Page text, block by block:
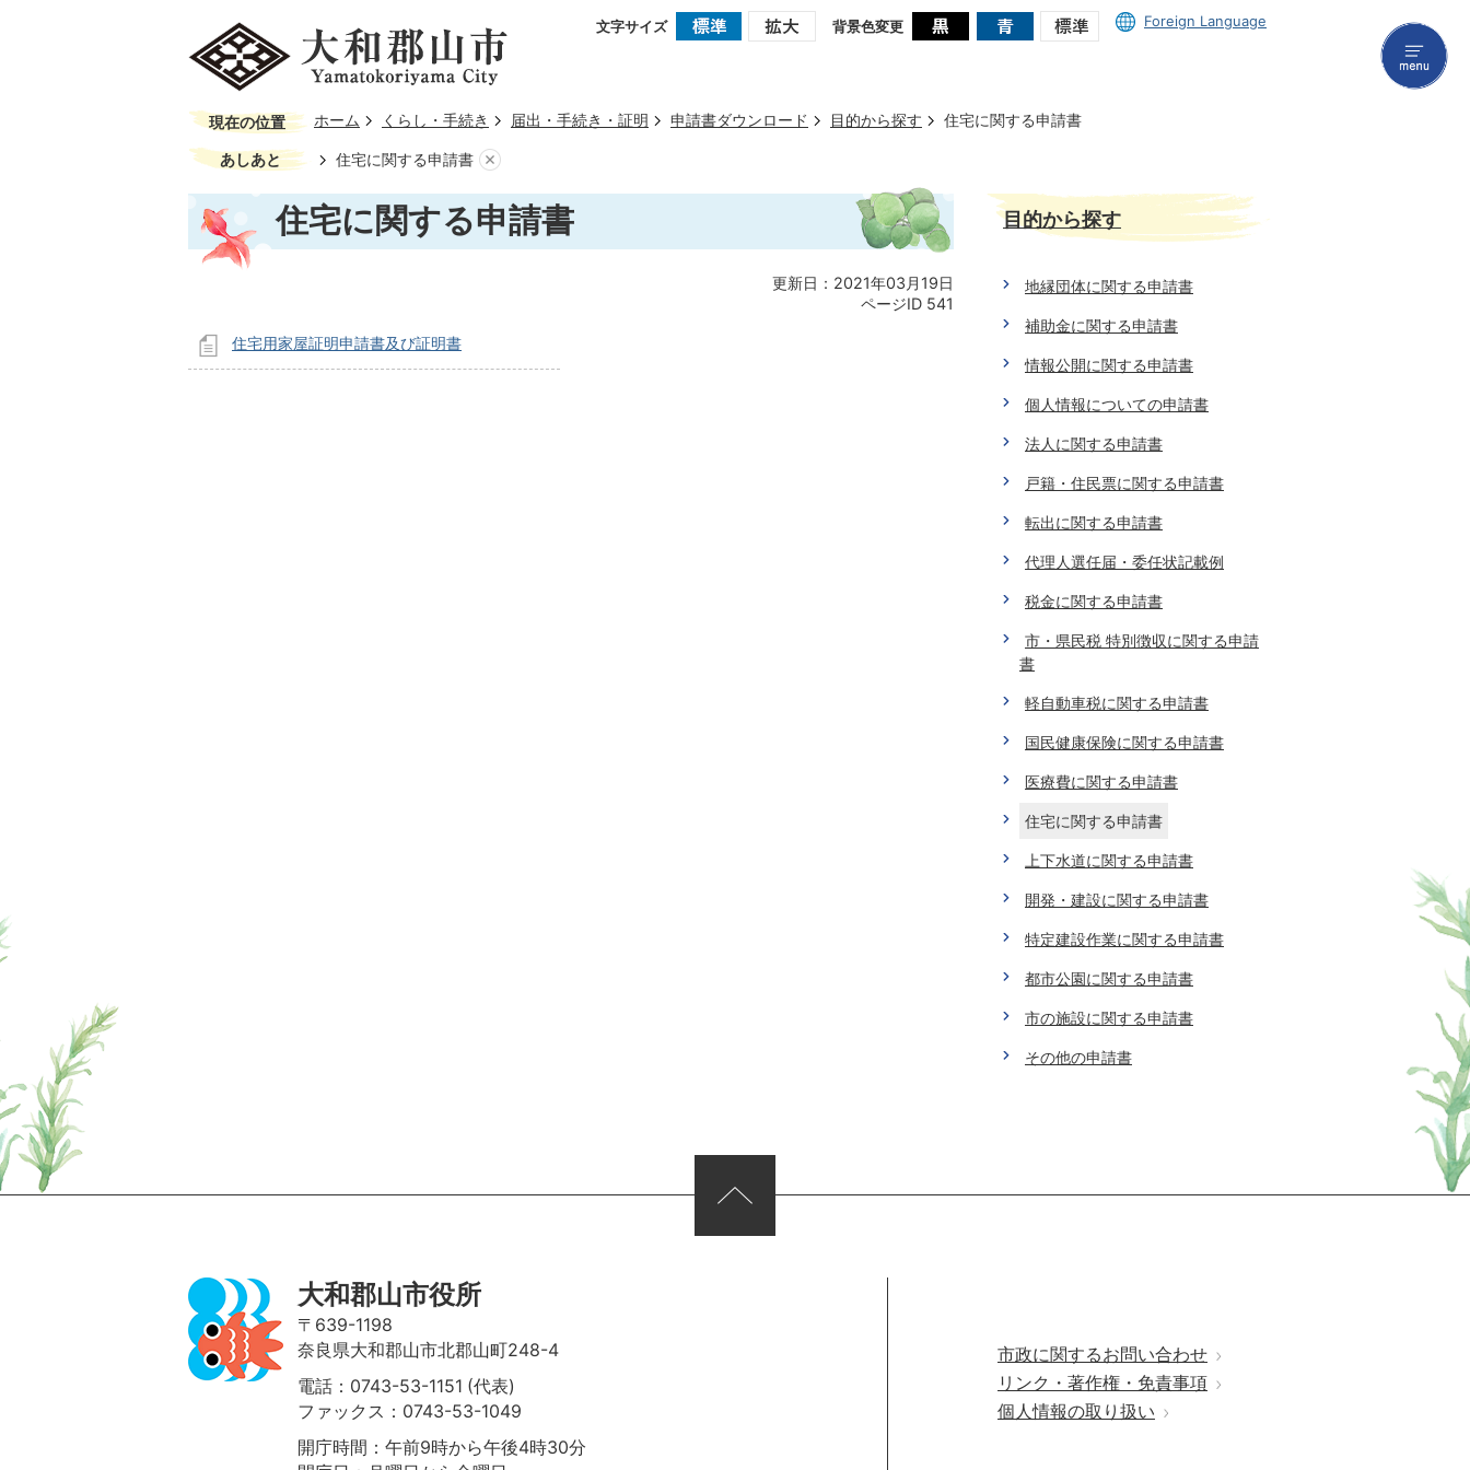
文字サイズ 背景色変更 Foreign Language
現在の位置 ホーム くらし・手続き 届出・手続き・証明 申請書ダウンロード 目的から探す 住宅に関する申請書
あしあと 住宅に関する申請書
住宅に関する申請書
更新日：2021年03月19日
ページID 541
住宅用家屋証明申請書及び証明書
目的から探す
地縁団体に関する申請書
補助金に関する申請書
情報公開に関する申請書
個人情報についての申請書
法人に関する申請書
戸籍・住民票に関する申請書
転出に関する申請書
代理人選任届・委任状記載例
税金に関する申請書
市・県民税 特別徴収に関する申請
書
軽自動車税に関する申請書
国民健康保険に関する申請書
医療費に関する申請書
住宅に関する申請書
上下水道に関する申請書
開発・建設に関する申請書
特定建設作業に関する申請書
都市公園に関する申請書
市の施設に関する申請書
その他の申請書
大和郡山市役所
〒639-1198
奈良県大和郡山市北郡山町248-4
電話：0743-53-1151 (代表)
ファックス：0743-53-1049
開庁時間：午前9時から午後4時30分
市政に関するお問い合わせ
リンク・著作権・免責事項
個人情報の取り扱い